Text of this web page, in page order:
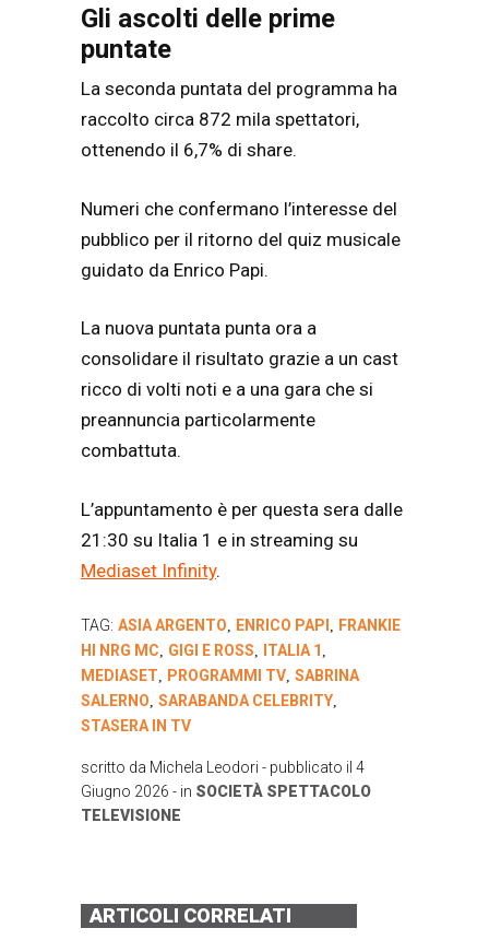
Gli ascolti delle prime
puntate
La seconda puntata del programma ha
raccolto circa 872 mila spettatori,
ottenendo il 6,7% di share.
Numeri che confermano l’interesse del
pubblico per il ritorno del quiz musicale
guidato da Enrico Papi.
La nuova puntata punta ora a
consolidare il risultato grazie a un cast
ricco di volti noti e a una gara che si
preannuncia particolarmente
combattuta.
L’appuntamento è per questa sera dalle
21:30 su Italia 1 e in streaming su
Mediaset Infinity.
TAG: ASIA ARGENTO, ENRICO PAPI , FRANKIE
HI NRG MC, GIGI E ROSS, ITALIA 1 ,
MEDIASET, PROGRAMMI TV, SABRINA
SALERNO, SARABANDA CELEBRITY,
STASERA IN TV
scritto da Michela Leodori - pubblicato il 4
Giugno 2026 - in SOCIETÀ SPETTACOLO
TELEVISIONE
ARTICOLI CORRELATI